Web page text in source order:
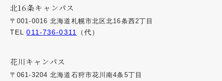
北16条キャンパス
〒001-0016 北海道札幌市北区北16条西2丁目
TEL011-736-0311 （代）
花川キャンパス
〒061-3204 北海道石狩市花川南4条5丁目